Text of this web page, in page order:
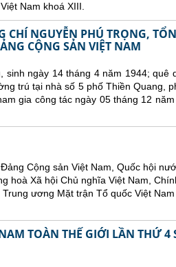
Nam khoá XIII.
CHÍ NGUYỄN PHÚ TRỌNG,
CỘNG SẢN VIỆT NAM
sinh ngày 14 tháng 4 năm 1944; quê
trú tại nhà số 5 phố Thiền Quang,
gia công tác ngày 05 tháng 12
Cộng sản Việt Nam, Quốc hội
hoà Xã hội Chủ nghĩa Việt Nam,
ương Mặt trận Tổ quốc Việt
TOÀN THẾ GIỚI LẦN THỨ 4